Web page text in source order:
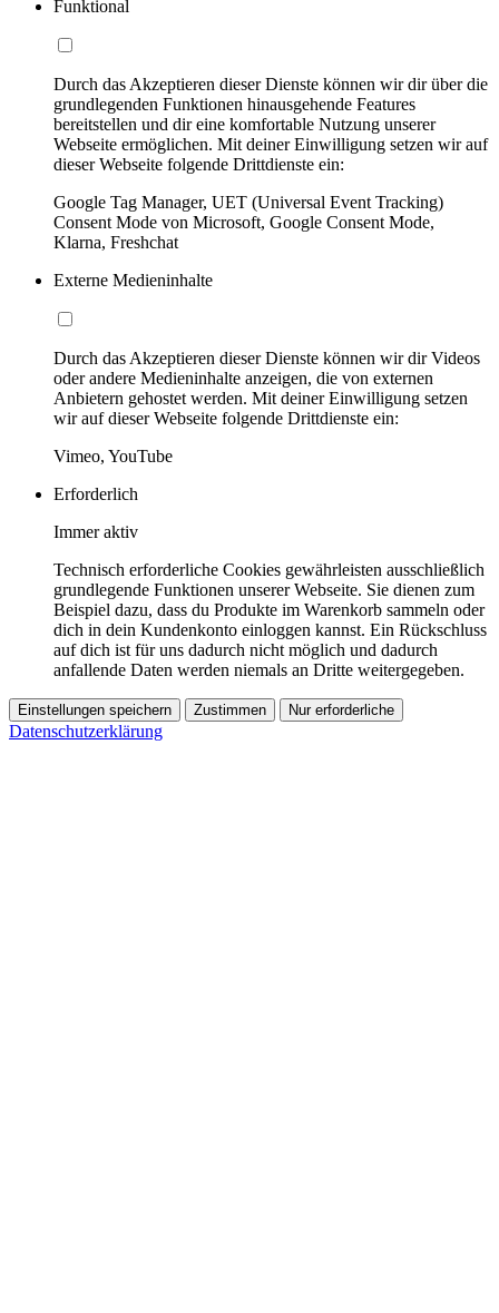
Funktional
Durch das Akzeptieren dieser Dienste können wir dir über die
grundlegenden Funktionen hinausgehende Features
bereitstellen und dir eine komfortable Nutzung unserer
Webseite ermöglichen. Mit deiner Einwilligung setzen wir auf
dieser Webseite folgende Drittdienste ein:
Google Tag Manager, UET (Universal Event Tracking)
Consent Mode von Microsoft, Google Consent Mode,
Klarna, Freshchat
Externe Medieninhalte
Durch das Akzeptieren dieser Dienste können wir dir Videos
oder andere Medieninhalte anzeigen, die von externen
Anbietern gehostet werden. Mit deiner Einwilligung setzen
wir auf dieser Webseite folgende Drittdienste ein:
Vimeo, YouTube
Erforderlich
Immer aktiv
Technisch erforderliche Cookies gewährleisten ausschließlich
grundlegende Funktionen unserer Webseite. Sie dienen zum
Beispiel dazu, dass du Produkte im Warenkorb sammeln oder
dich in dein Kundenkonto einloggen kannst. Ein Rückschluss
auf dich ist für uns dadurch nicht möglich und dadurch
anfallende Daten werden niemals an Dritte weitergegeben.
Einstellungen speichern Zustimmen Nur erforderliche
Datenschutzerklärung